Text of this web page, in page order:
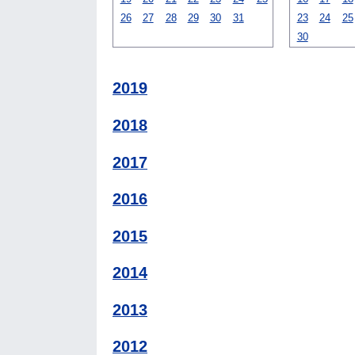
26
27 28 29 30 31
23
24 25
30
2019
2018
2017
2016
2015
2014
2013
2012